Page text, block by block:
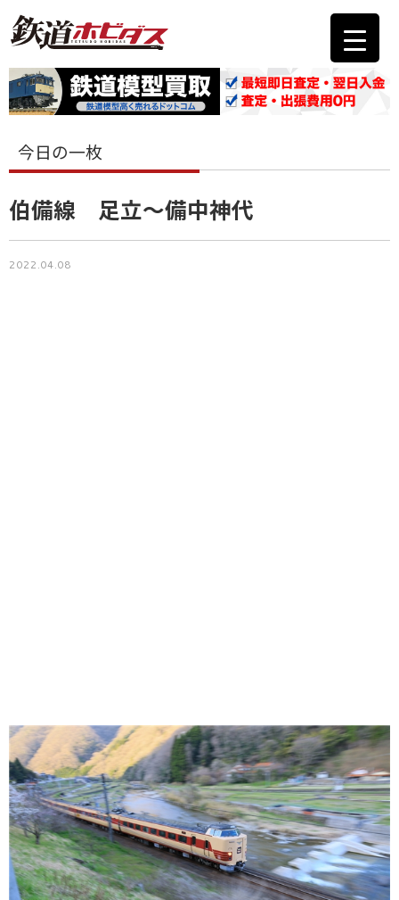
今日の一枚
伯備線 足立～備中神代
2022.04.08